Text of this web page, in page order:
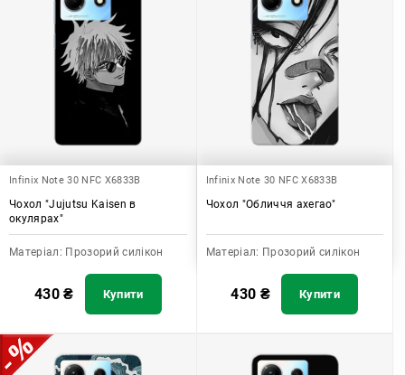
Infinix Note 30 NFC X6833B
Чохол "Jujutsu Kaisen в
окулярах"
Матеріал: Прозорий силікон
430₴ Купити
Infinix Note 30 NFC X6833B
Чохол "Обличчя ахегао"
Матеріал: Прозорий силікон
430 ₴ Купити